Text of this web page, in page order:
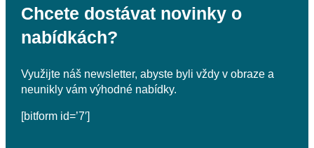
Chcete dostávat novinky o
nabídkách?
Využijte náš newsletter, abyste byli vždy v obraze a
neunikly vám výhodné nabídky.
[bitform id=’7′]